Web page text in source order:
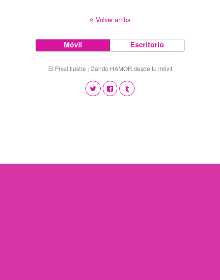
Volver arriba
Móvil Escritorio
El Pixel Ilustre | Dando HAMOR desde tu móvil